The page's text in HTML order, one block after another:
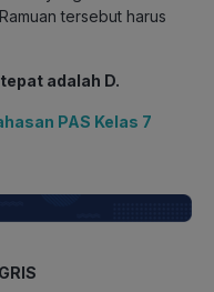
tersebut harus
adalah D.
PAS Kelas 7